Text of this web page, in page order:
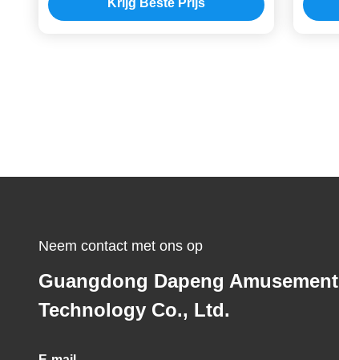
Pool
Krijg Beste Prijs
Neem contact met ons op
Guangdong Dapeng Amusement
Technology Co., Ltd.